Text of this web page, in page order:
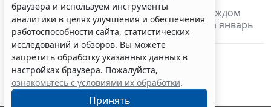
-страхователипредставляютсведения
о каждом
работающем у них застрахованном лице за январь
2017 г.
браузера и используем инструменты
аналитики в целях улучшения и обеспечения
работоспособности сайта, статистических
исследований и обзоров. Вы можете
запретить обработку указанных данных в
настройках браузера. Пожалуйста,
ознакомьтесь с условиями их обработки.
Принять